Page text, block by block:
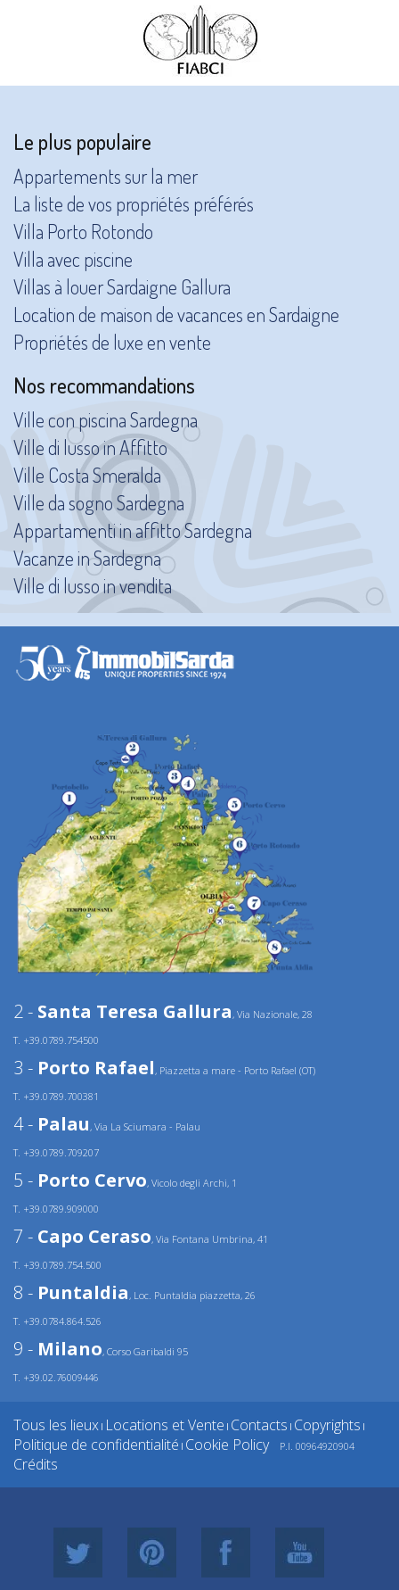
Le plus populaire
Appartements sur la mer
La liste de vos propriétés préférés
Villa Porto Rotondo
Villa avec piscine
Villas à louer Sardaigne Gallura
Location de maison de vacances en Sardaigne
Propriétés de luxe en vente
Nos recommandations
Ville con piscina Sardegna
Ville di lusso in Affitto
Ville Costa Smeralda
Ville da sogno Sardegna
Appartamenti in affitto Sardegna
Vacanze in Sardegna
Ville di lusso in vendita
2 - Santa Teresa Gallura, Via Nazionale, 28
T. +39.0789.754500
3 - Porto Rafael, Piazzetta a mare - Porto Rafael (OT)
T. +39.0789.700381
4 - Palau, Via La Sciumara - Palau
T. +39.0789.709207
5 - Porto Cervo, Vicolo degli Archi, 1
T. +39.0789.909000
7 - Capo Ceraso, Via Fontana Umbrina, 41
T. +39.0789.754.500
8 - Puntaldia, Loc. Puntaldia piazzetta, 26
T. +39.0784.864.526
9 - Milano, Corso Garibaldi 95
T. +39.02.76009446
Tous les lieux | Locations et Vente | Contacts | Copyrights |
Politique de confidentialité | Cookie Policy P.I. 00964920904
Crédits